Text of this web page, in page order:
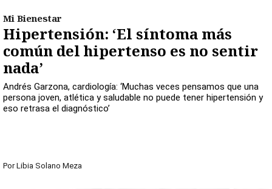
Mi Bienestar
Hipertensión: ‘El síntoma más
común del hipertenso es no sentir
nada’
Andrés Garzona, cardiología: ‘Muchas veces pensamos que una
persona joven, atlética y saludable no puede tener hipertensión y
eso retrasa el diagnóstico’
Por Libia Solano Meza